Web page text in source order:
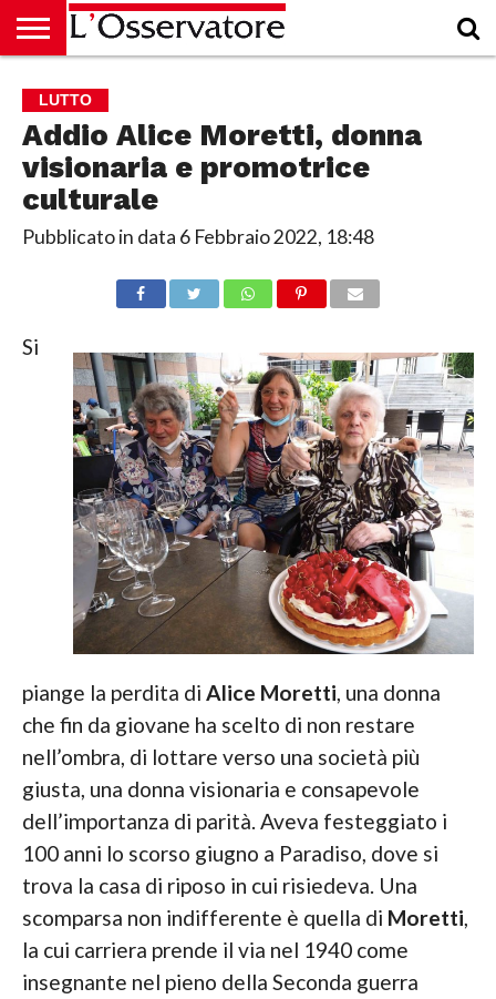
CULTURA
ECONOMIA
RUBRICHE
ARCHIVIO
PODCAST
ABBONAMENTO
CHI
SIAMO
ACCEDI
LUTTO
Addio Alice Moretti, donna
visionaria e promotrice
culturale
Pubblicato in data 6 Febbraio 2022, 18:48
Si
piange la perdita di Alice Moretti, una donna
che fin da giovane ha scelto di non restare
nell’ombra, di lottare verso una società più
giusta, una donna visionaria e consapevole
dell’importanza di parità. Aveva festeggiato i
100 anni lo scorso giugno a Paradiso, dove si
trova la casa di riposo in cui risiedeva. Una
scomparsa non indifferente è quella di Moretti,
la cui carriera prende il via nel 1940 come
insegnante nel pieno della Seconda guerra